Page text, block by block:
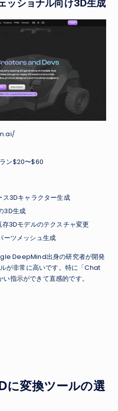
ッショナル向け3D生成
ン$20〜$60
ス3Dキャラクター生成
3D生成
存3Dモデルのテクスチャ変更
ーツメッシュ生成
DeepMind出身の研究者が開発
が非常に高いです。特に「Chat
指示ができて直感的です。
に変換ツールの選